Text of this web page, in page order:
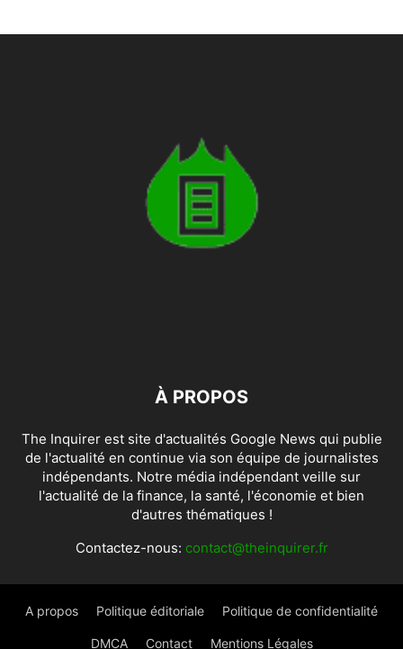
À PROPOS
The Inquirer est site d'actualités Google News qui publie
de l'actualité en continue via son équipe de journalistes
indépendants. Notre média indépendant veille sur
l'actualité de la finance, la santé, l'économie et bien
d'autres thématiques !
Contactez-nous: contact@theinquirer.fr
A propos Politique éditoriale Politique de confidentialité
DMCA Contact Mentions Légales